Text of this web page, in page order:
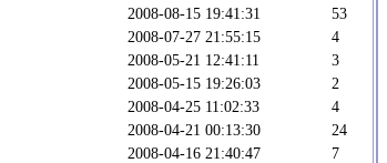
2008-08-15 19:41:31
53
2008-07-27 21:55:15
4
2008-05-21 12:41:11
3
2008-05-15 19:26:03
2
2008-04-25 11:02:33
4
2008-04-21 00:13:30
24
2008-04-16 21:40:47
7